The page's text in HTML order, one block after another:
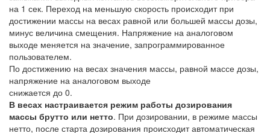
на 1 сек. Переход на меньшую скорость происходит при
достижении массы на весах равной или большей массы дозы,
минус величина смещения. Напряжение на аналоговом
выходе меняется на значение, запрограммированное
пользователем.
По достижению на весах значения массы, равной массе дозы,
напряжение на аналоговом выходе
снижается до 0.
В весах настраивается режим работы дозирования
массы брутто или нетто. При дозировании, в режиме массы
нетто, после старта дозирования происходит автоматическая